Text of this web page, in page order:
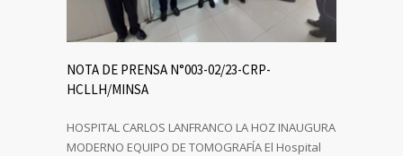
NOTA DE PRENSA N°003-02/23-CRP-
HCLLH/MINSA
HOSPITAL CARLOS LANFRANCO LA HOZ INAUGURA
MODERNO EQUIPO DE TOMOGRAFÍA El Hospital